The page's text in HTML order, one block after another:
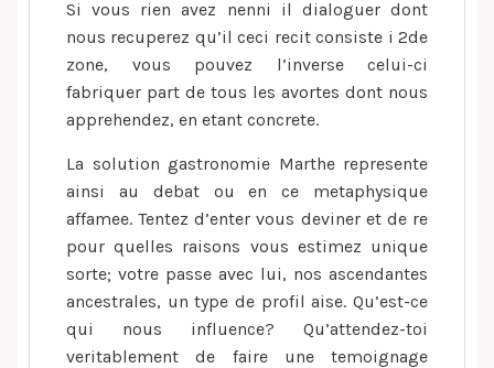
Si vous rien avez nenni il dialoguer dont
nous recuperez qu’il ceci recit consiste i 2de
zone, vous pouvez l’inverse celui-ci
fabriquer part de tous les avortes dont nous
apprehendez, en etant concrete.
La solution gastronomie Marthe represente
ainsi au debat ou en ce metaphysique
affamee. Tentez d’enter vous deviner et de re
pour quelles raisons vous estimez unique
sorte; votre passe avec lui, nos ascendantes
ancestrales, un type de profil aise. Qu’est-ce
qui nous influence? Qu’attendez-toi
veritablement de faire une temoignage